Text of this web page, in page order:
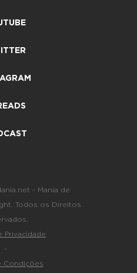
- Mania de
Todos os Direitos
Privacidade
-
Condições